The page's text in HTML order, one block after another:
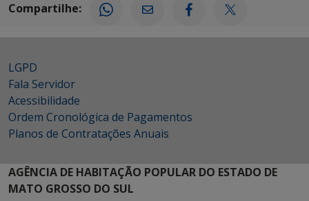
Compartilhe:
LGPD
Fala Servidor
Acessibilidade
Ordem Cronológica de Pagamentos
Planos de Contratações Anuais
AGÊNCIA DE HABITAÇÃO POPULAR DO ESTADO DE
MATO GROSSO DO SUL